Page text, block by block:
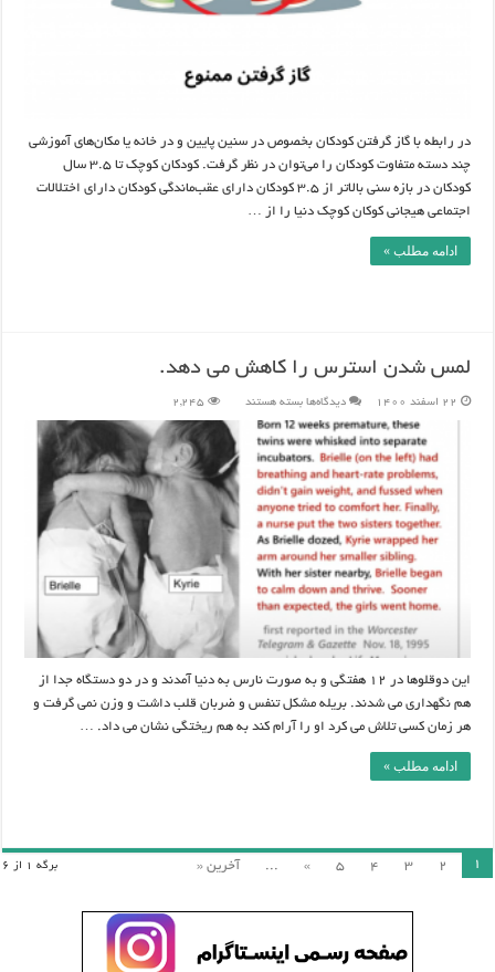
در رابطه با گاز گرفتن کودکان بخصوص در سنین پایین و در خانه یا مکان‌های آموزشی
چند دسته متفاوت کودکان را می‌توان در نظر گرفت. کودکان کوچک تا 3.5 سال
کودکان در بازه سنی بالاتر از 3.5 کودکان دارای عقب‌ماندگی کودکان دارای اختلالات
اجتماعی هیجانی کوکان کوچک دنیا را از …
ادامه مطلب »
لمس شدن استرس را کاهش می دهد.
22 اسفند 1400 دیدگاه‌ها برای
شدن
استرس
را
کاهش
می
دهد.
بسته هستند 2,245
این دوقلوها در 12 هفتگی و به صورت نارس به دنیا آمدند و در دو دستگاه جدا از
هم نگهداری می شدند. بریله مشکل تنفس و ضربان قلب داشت و وزن نمی گرفت و
هر زمان کسی تلاش می کرد او را آرام کند به هم ریختگی نشان می داد. …
ادامه مطلب »
برگه 1 از 6 1
2
3
4
5
»
... آخرین «